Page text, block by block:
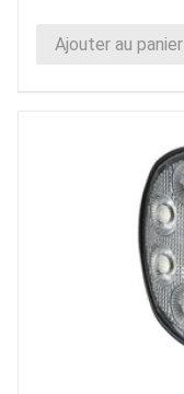
Ajouter au panier